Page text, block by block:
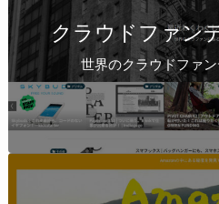
クラウドファン
世界のクラウドファ